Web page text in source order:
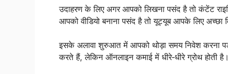
उदाहरण के लिए अगर आपको लिखना पसंद है तो कंटेंट
आपको वीडियो बनाना पसंद है तो यूट्यूब आपके लिए अच्छा
इसके अलावा शुरुआत में आपको थोड़ा समय निवेश करना
करते हैं, लेकिन ऑनलाइन कमाई में धीरे‑धीरे ग्रोथ होती है।